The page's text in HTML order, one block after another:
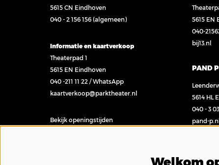
5615 CN Eindhoven
040 - 2 156 156 (algemeen)
Informatie en kaartverkoop
Theaterpad 1
5615 EN Eindhoven
040 -211 11 22 /WhatsApp
kaartverkoop@parktheater.nl
Bekijk openingstijden
5615 EN
040-
bij13.nl
PAND P
5614 HL
040 - 3
pand-p.nl
Welkom